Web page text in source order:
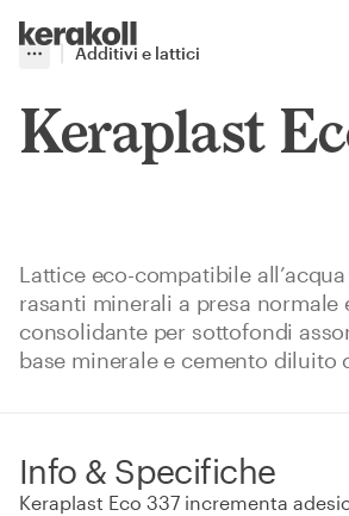
Go to Homepage
More
Toggle menu
Additivi e lattici
Keraplast
Lattice eco-compatibile
rasanti minerali a presa normale
consolidante per sottofondi
base minerale e cemento diluito
Info & Specifiche
Keraplast Eco 337 incrementa